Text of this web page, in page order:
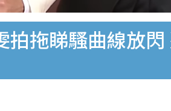
拖睇騷曲線放